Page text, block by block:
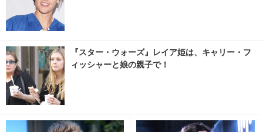
『スター・ウォーズ』レイア姫は、キャリー・フ
ィッシャーと娘の親子で！